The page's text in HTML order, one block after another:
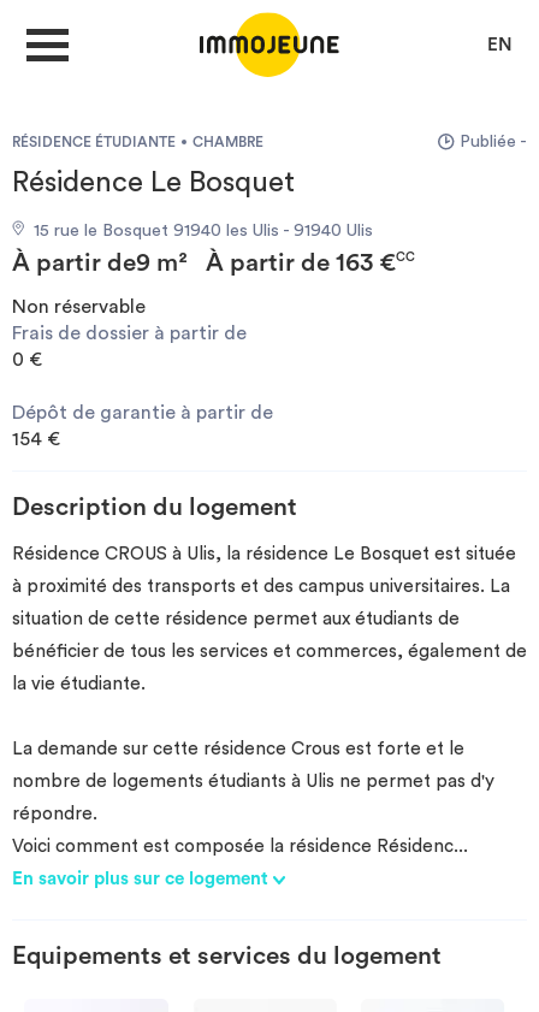
EN
DÉPOSER UNE ANNONCE
Je cherche un logement
Je propose un bien
Investir
RÉSIDENCE ÉTUDIANTE CHAMBRE Publiée -
Résidence Le Bosquet
15 rue le Bosquet 91940 les Ulis - 91940 Ulis
À partir de9 m² À partir de 163 €CC
Non réservable
Frais de dossier à partir de
0 €
Dépôt de garantie à partir de
154 €
Description du logement
Résidence CROUS à Ulis, la résidence Le Bosquet est située
à proximité des transports et des campus universitaires. La
situation de cette résidence permet aux étudiants de
bénéficier de tous les services et commerces, également de
la vie étudiante.
La demande sur cette résidence Crous est forte et le
nombre de logements étudiants à Ulis ne permet pas d'y
répondre.
Voici comment est composée la résidence Résidenc...
En savoir plus sur ce logement
Equipements et services du logement